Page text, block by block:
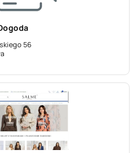
56